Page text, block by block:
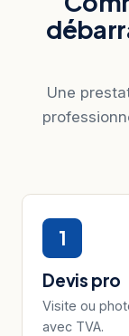
Une
1
Devis pro
Visite ou
avec TVA.